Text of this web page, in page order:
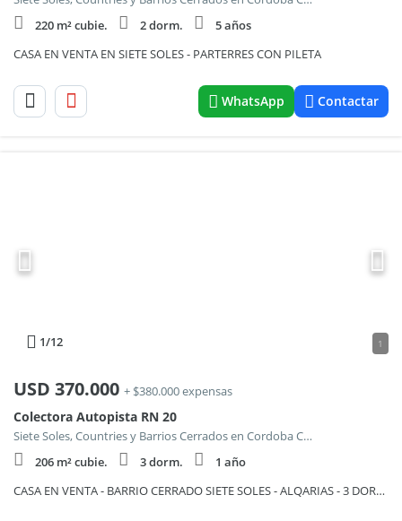
220 m² cubie.
2 dorm.
5 años
CASA EN VENTA EN SIETE SOLES - PARTERRES CON PILETA
WhatsApp Contactar
1/12 1
USD 370.000 + $380.000 expensas
Colectora Autopista RN 20
Siete Soles, Countries y Barrios Cerrados en Cordoba Capital
206 m² cubie.
3 dorm.
1 año
CASA EN VENTA - BARRIO CERRADO SIETE SOLES - ALQARIAS - 3 DORMITORIOS